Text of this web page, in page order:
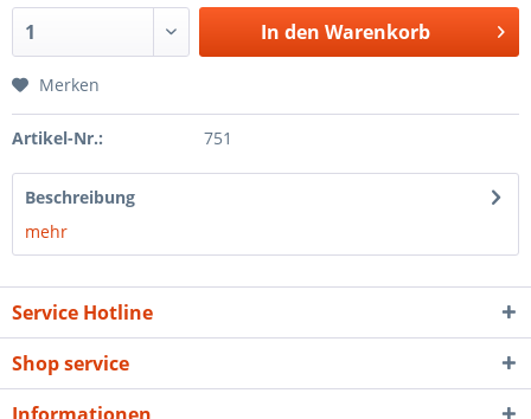
In den Warenkorb
Merken
Artikel-Nr.: 751
Beschreibung
mehr
Service Hotline
Shop service